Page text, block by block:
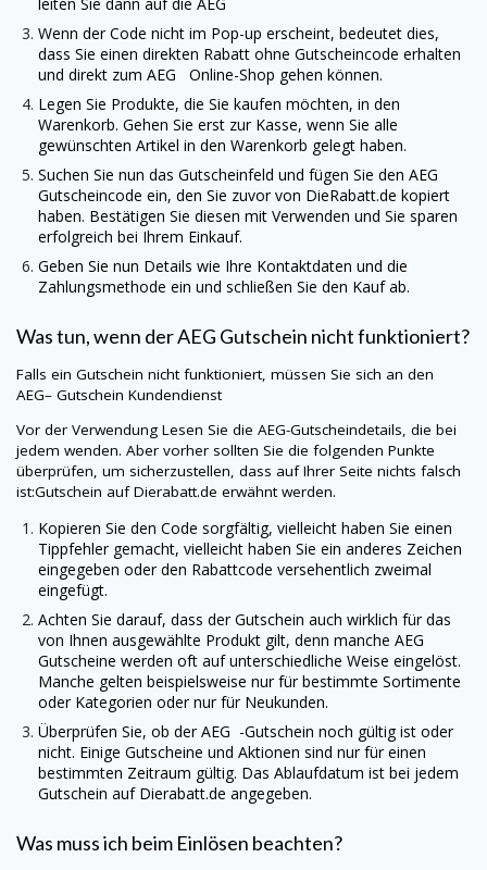
Wenn der Code nicht im Pop-up erscheint, bedeutet dies,
dass Sie einen direkten Rabatt ohne Gutscheincode erhalten
und direkt zum AEG Online-Shop gehen können.
Legen Sie Produkte, die Sie kaufen möchten, in den
Warenkorb. Gehen Sie erst zur Kasse, wenn Sie alle
gewünschten Artikel in den Warenkorb gelegt haben.
Suchen Sie nun das Gutscheinfeld und fügen Sie den AEG
Gutscheincode ein, den Sie zuvor von DieRabatt.de kopiert
haben. Bestätigen Sie diesen mit Verwenden und Sie sparen
erfolgreich bei Ihrem Einkauf.
Geben Sie nun Details wie Ihre Kontaktdaten und die
Zahlungsmethode ein und schließen Sie den Kauf ab.
Was tun, wenn derAEG Gutschein nicht funktioniert?
Falls ein Gutschein nicht funktioniert, müssen Sie sich an den
AEG– Gutschein Kundendienst
Vor der Verwendung Lesen Sie die AEG-Gutscheindetails, die bei
jedem wenden. Aber vorher sollten Sie die folgenden Punkte
überprüfen, um sicherzustellen, dass auf Ihrer Seite nichts falsch
ist:Gutschein aufDierabatt.de erwähnt werden.
Kopieren Sie den Code sorgfältig, vielleicht haben Sie einen
Tippfehler gemacht, vielleicht haben Sie ein anderes Zeichen
eingegeben oder den Rabattcode versehentlich zweimal
eingefügt.
Achten Sie darauf, dass der Gutschein auch wirklich für das
von Ihnen ausgewählte Produkt gilt, denn manche AEG
Gutscheine werden oft auf unterschiedliche Weise eingelöst.
Manche gelten beispielsweise nur für bestimmte Sortimente
oder Kategorien oder nur für Neukunden.
Überprüfen Sie, ob der AEG -Gutschein noch gültig ist oder
nicht. Einige Gutscheine und Aktionen sind nur für einen
bestimmten Zeitraum gültig. Das Ablaufdatum ist bei jedem
Gutschein auf Dierabatt.de angegeben.
Was muss ich beim Einlösen beachten?